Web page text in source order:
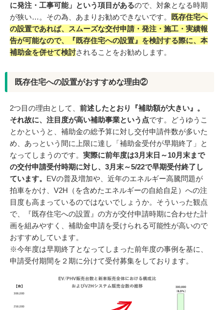
に発注・工事可能」という項目があるので、対象となる時期
が狭い…。その為、あまりお勧めできないです。
既存住宅へ
の設置であれば、スムーズな交付申請・発注・施工・実績報
告が可能なので、『既存住宅への設置』を検討する際に、本
補助金を併せて検討されることをお勧めします。
既存住宅への設置がおすすめな理由②
2つ目の理由として、 前述したとおり『補助額が大きい』。
それ故に、注目度が高い補助事業という点です。どうゆうこ
とかというと、補助金の総予算に対し交付申請件数が多いた
め、あっという間に上限に達し「補助金受付が早期終了」と
なってしまうのです。 実際に前年度は3月末日～10月末まで
の交付申請受付時期に対し、3月末～5/22で早期受付終了し
ています。 EVの普及増加や、近年のエネルギー高騰問題が
拍車をかけ、V2H（を含めたエネルギーの自給自足）への注
目度も高まっているのではないでしょうか。そういった観点
で、『既存住宅への設置』の方が交付申請時期に合わせた計
画を組みやすく、補助金申請を受けられる可能性が高いので
おすすめしています。
※今年度は早期終了となってしまった前年度の事例を基に、
申請受付期間を２期に分けて受付募集をしております。